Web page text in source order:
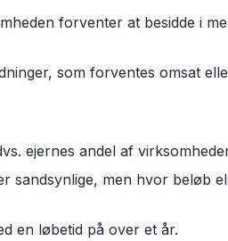
forventer at besidde i
som forventes omsat
ejernes andel af
sandsynlige, men hvor beløb
en løbetid på over et år.